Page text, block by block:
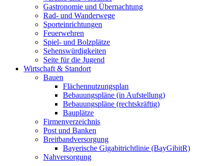
Gastronomie und Übernachtung
Rad- und Wanderwege
Sporteinrichtungen
Feuerwehren
Spiel- und Bolzplätze
Sehenswürdigkeiten
Seite für die Jugend
Wirtschaft & Standort
Bauen
Flächennutzungsplan
Bebauungspläne (in Aufstellung)
Bebauungspläne (rechtskräftig)
Bauplätze
Firmenverzeichnis
Post und Banken
Breitbandversorgung
Bayerische Gigabitrichtlinie (BayGibitR)
Nahversorgung